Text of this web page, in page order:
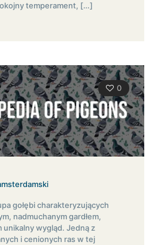
temperament, […]
0
gołębi charakteryzujących
nadmuchanym gardłem,
unikalny wygląd. Jedną z
i cenionych ras w tej